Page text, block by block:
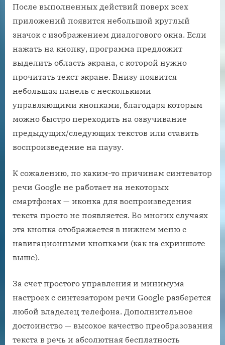
После выполненных действий поверх всех
приложений появится небольшой круглый
значок с изображением диалогового окна. Если
нажать на кнопку, программа предложит
выделить область экрана, с которой нужно
прочитать текст экране. Внизу появится
небольшая панель с несколькими
управляющими кнопками, благодаря которым
можно быстро переходить на озвучивание
предыдущих/следующих текстов или ставить
воспроизведение на паузу.
К сожалению, по каким-то причинам синтезатор
речи Google не работает на некоторых
смартфонах — иконка для воспроизведения
текста просто не появляется. Во многих случаях
эта кнопка отображается в нижнем меню с
навигационными кнопками (как на скриншоте
выше).
За счет простого управления и минимума
настроек с синтезатором речи Google разберется
любой владелец телефона. Дополнительное
достоинство — высокое качество преобразования
текста в речь и абсолютная бесплатность